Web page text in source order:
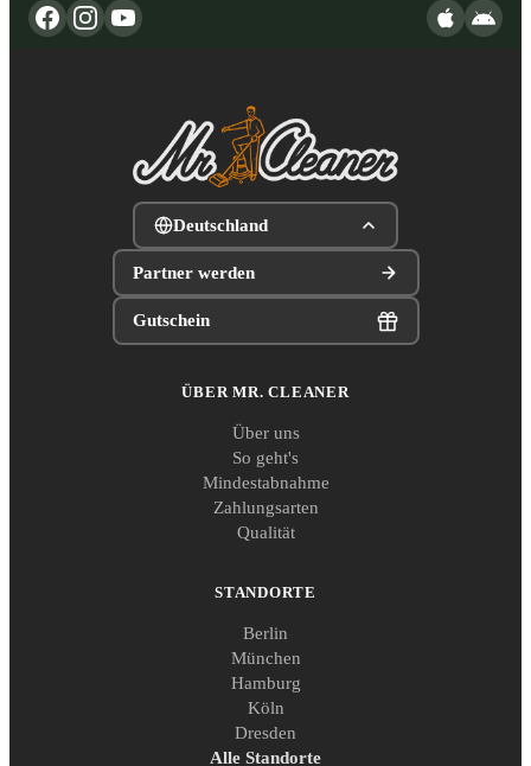
Deutschland
Partner werden
Gutschein
ÜBER MR. CLEANER
Über uns
So geht's
Mindestabnahme
Zahlungsarten
Qualität
STANDORTE
Berlin
München
Hamburg
Köln
Dresden
Alle Standorte